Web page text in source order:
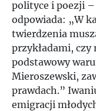
polityce i poezji –
odpowiada: „W
twierdzenia
przykładami,
podstawowy
Mieroszewski,
prawdach.”
emigracji